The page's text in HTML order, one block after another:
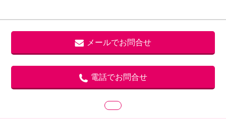
メールでお問合せ
電話でお問合せ